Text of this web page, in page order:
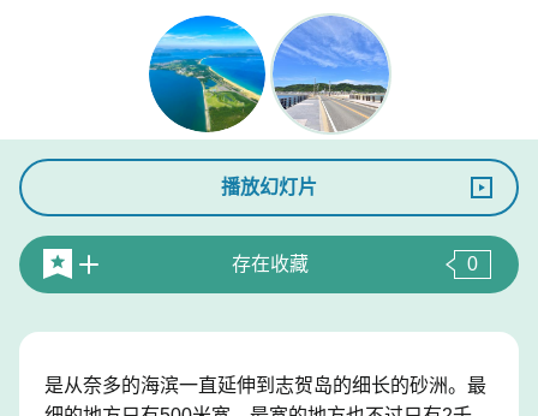
播放幻灯片
存在收藏 0
是从奈多的海滨一直延伸到志贺岛的细长的砂洲。最